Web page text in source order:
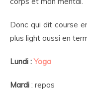
Donc qui dit course
plus light aussi en
Lundi :Yoga
Mardi : repos